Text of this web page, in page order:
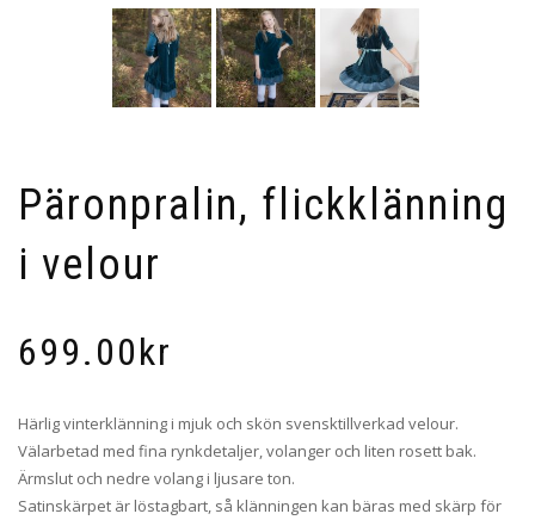
Päronpralin, flickklänning
i velour
699.00kr
Härlig vinterklänning i mjuk och skön svensktillverkad velour.
Välarbetad med fina rynkdetaljer, volanger och liten rosett bak.
Ärmslut och nedre volang i ljusare ton.
Satinskärpet är löstagbart, så klänningen kan bäras med skärp för